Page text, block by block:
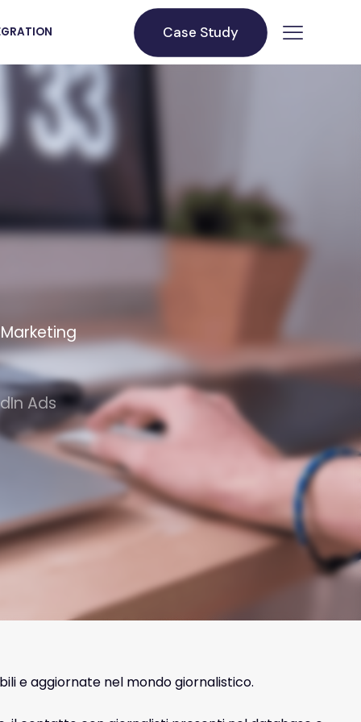
Case Study
Ads
e aggiornate nel mondo giornalistico.